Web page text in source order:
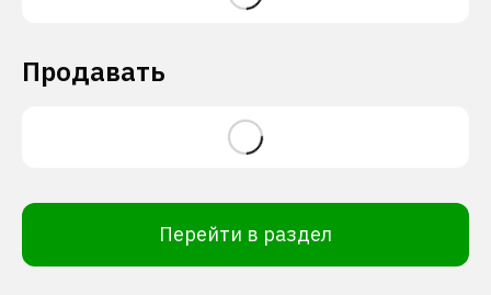
Продавать
Перейти в раздел